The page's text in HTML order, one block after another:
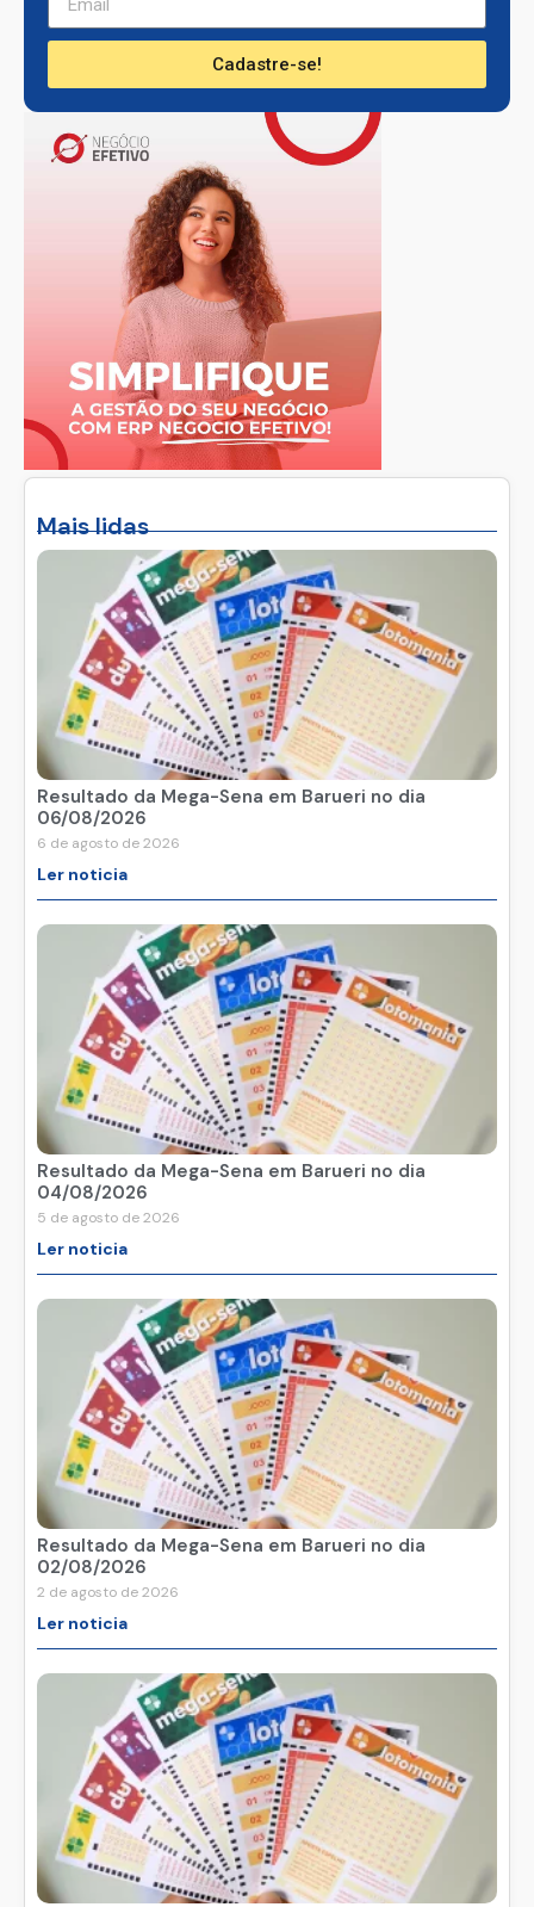
Mais lidas
Resultado da Mega-Sena em Barueri no dia
06/08/2026
6 de agosto de 2026
Ler noticia
Resultado da Mega-Sena em Barueri no dia
04/08/2026
5 de agosto de 2026
Ler noticia
Resultado da Mega-Sena em Barueri no dia
02/08/2026
2 de agosto de 2026
Ler noticia
Cadastre-se!